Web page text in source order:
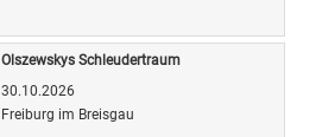
Olszewskys Schleudertraum
30.10.2026
Freiburg im Breisgau